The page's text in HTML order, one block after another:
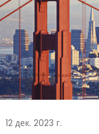
12 дек. 2023 г.